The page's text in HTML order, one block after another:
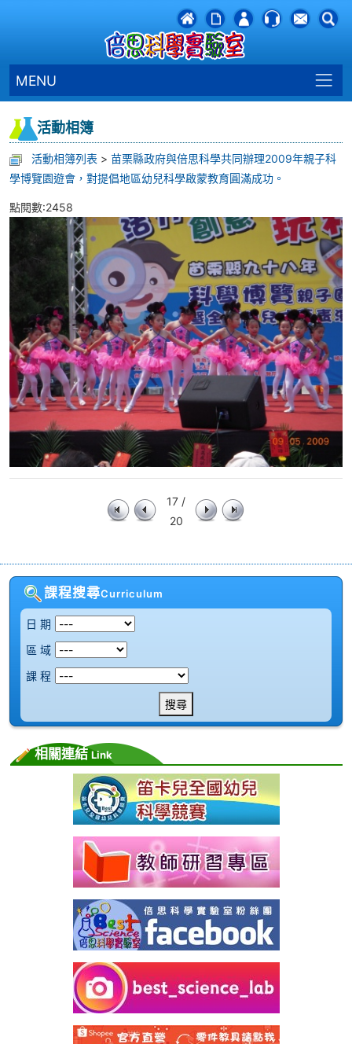
MENU
活動相簿
活動相簿列表 > 苗栗縣政府與倍思科學共同辦理2009年親子科
學博覽園遊會，對提倡地區幼兒科學啟蒙教育圓滿成功。
點閱數:2458
17 /
20
課程搜尋Curriculum
日 期
區 域
課 程
搜尋
相關連結Link